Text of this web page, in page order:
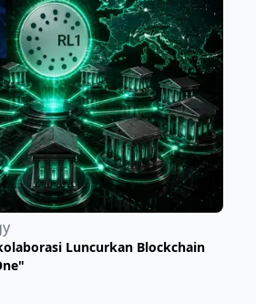
Luncurkan Blockchain